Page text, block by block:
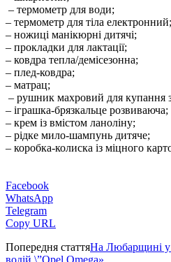
– термометр для води;
– термометр для тіла електронний;
– ножиці манікюрні дитячі;
– прокладки для лактації;
– ковдра тепла/демісезонна;
– плед-ковдра;
– матрац;
– рушник махровий для купання
– іграшка-брязкальце розвиваюча;
– крем із вмістом ланоліну;
– рідке мило-шампунь дитяче;
– коробка-колиска із міцного
Facebook
WhatsApp
Telegram
Copy URL
Попередня статтяНа Любарщині у
водій \”Opel Omega»